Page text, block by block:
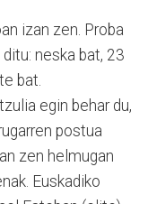
izan zen. Proba
neska bat, 23
bat.
egin behar du,
postua
zen helmugan
Euskadiko